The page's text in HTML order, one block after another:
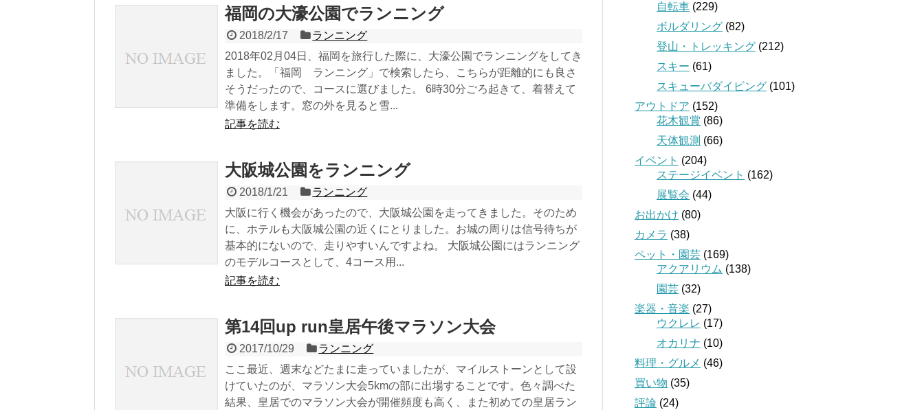
福岡の大濠公園でランニング
2018/2/17
ランニング
2018年02月04日、福岡を旅行した際に、大濠公園でランニングをしてき
ました。「福岡 ランニング」で検索したら、こちらが距離的にも良さ
そうだったので、コースに選びました。 6時30分ごろ起きて、着替えて
準備をします。窓の外を見ると雪...
記事を読む
大阪城公園をランニング
2018/1/21
ランニング
大阪に行く機会があったので、大阪城公園を走ってきました。そのため
に、ホテルも大阪城公園の近くにとりました。お城の周りは信号待ちが
基本的にないので、走りやすいんですよね。 大阪城公園にはランニング
のモデルコースとして、4コース用...
記事を読む
第14回up run皇居午後マラソン大会
2017/10/29
ランニング
ここ最近、週末などたまに走っていましたが、マイルストーンとして設
けていたのが、マラソン大会5kmの部に出場することです。色々調べた
結果、皇居でのマラソン大会が開催頻度も高く、また初めての皇居ラン
自転車 (229)
ボルダリング (82)
登山・トレッキング (212)
スキー (61)
スキューバダイビング (101)
アウトドア (152)
花木観賞 (86)
天体観測 (66)
イベント (204)
ステージイベント (162)
展覧会 (44)
お出かけ (80)
カメラ (38)
ペット・園芸 (169)
アクアリウム (138)
園芸 (32)
楽器・音楽 (27)
ウクレレ (17)
オカリナ (10)
料理・グルメ (46)
買い物 (35)
評論 (24)